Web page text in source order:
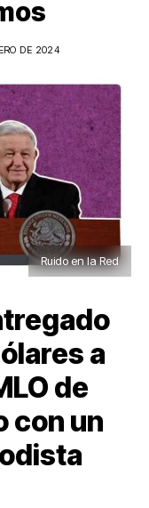
DE 2024
Ruido en la Red
a
de
con un